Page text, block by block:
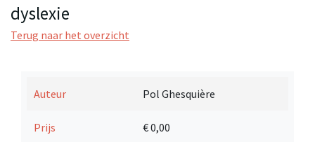
dyslexie
Terug naar het overzicht
Auteur Pol Ghesquière
Prijs € 0,00